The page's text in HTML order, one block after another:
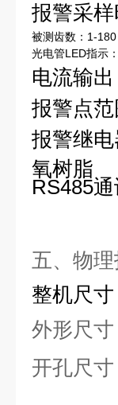
报警采
被测齿数：1-180
光电管LED指示
电流输
报警点
报警继
氧树脂
RS485
五、物理
整机尺寸
外形尺
开孔尺